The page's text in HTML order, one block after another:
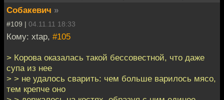
Собакевич »
#109 | 04.11.11 18:33
Кому: xtap, #105
> Корова оказалась такой бессовестной, что даже
супа из нее
> > не удалось сварить: чем больше варилось мясо,
тем крепче оно